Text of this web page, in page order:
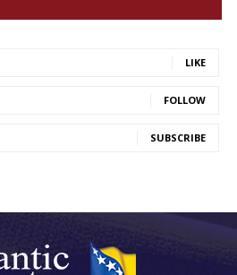
LIKE
FOLLOW
SUBSCRIBE